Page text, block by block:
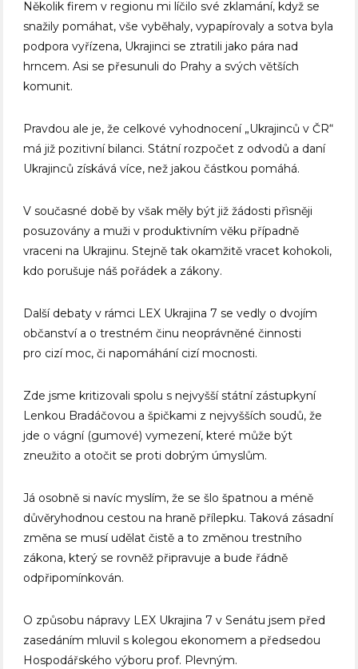
Několik firem v regionu mi líčilo své zklamání, když se
snažily pomáhat, vše vyběhaly, vypapírovaly a sotva byla
podpora vyřízena, Ukrajinci se ztratili jako pára nad
hrncem. Asi se přesunuli do Prahy a svých větších
komunit.
Pravdou ale je, že celkové vyhodnocení „Ukrajinců v ČR“
má již pozitivní bilanci. Státní rozpočet z odvodů a daní
Ukrajinců získává více, než jakou částkou pomáhá.
V současné době by však měly být již žádosti přìsněji
posuzovány a muži v produktivním věku případně
vraceni na Ukrajinu. Stejně tak okamžitě vracet kohokoli,
kdo porušuje náš pořádek a zákony.
Další debaty v rámci LEX Ukrajina 7 se vedly o dvojím
občanství a o trestném činu neoprávněné činnosti
pro cizí moc, či napomáhání cizí mocnosti.
Zde jsme kritizovali spolu s nejvyšší státní zástupkyní
Lenkou Bradáčovou a špičkami z nejvyšších soudů, že
jde o vágní (gumové) vymezení, které může být
zneužito a otočit se proti dobrým úmyslům.
Já osobně si navíc myslím, že se šlo špatnou a méně
důvěryhodnou cestou na hraně přílepku. Taková zásadní
změna se musí udělat čistě a to změnou trestního
zákona, který se rovněž připravuje a bude řádně
odpřipomínkován.
O způsobu nápravy LEX Ukrajina 7 v Senátu jsem před
zasedáním mluvil s kolegou ekonomem a předsedou
Hospodářského výboru prof. Plevným.